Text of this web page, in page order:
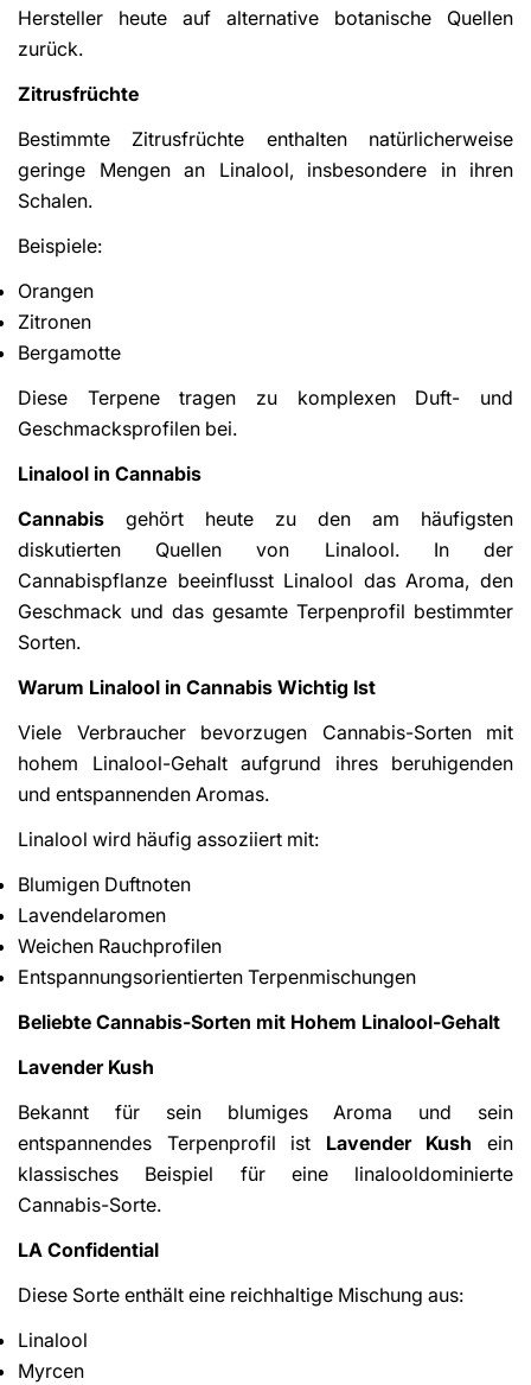
Hersteller heute auf alternative botanische Quellen
zurück.
Zitrusfrüchte
Bestimmte Zitrusfrüchte enthalten natürlicherweise
geringe Mengen an Linalool, insbesondere in ihren
Schalen.
Beispiele:
Orangen
Zitronen
Bergamotte
Diese Terpene tragen zu komplexen Duft- und
Geschmacksprofilen bei.
Linalool in Cannabis
Cannabis gehört heute zu den am häufigsten
diskutierten Quellen von Linalool. In der
Cannabispflanze beeinflusst Linalool das Aroma, den
Geschmack und das gesamte Terpenprofil bestimmter
Sorten.
Warum Linalool in Cannabis Wichtig Ist
Viele Verbraucher bevorzugen Cannabis-Sorten mit
hohem Linalool-Gehalt aufgrund ihres beruhigenden
und entspannenden Aromas.
Linalool wird häufig assoziiert mit:
Blumigen Duftnoten
Lavendelaromen
Weichen Rauchprofilen
Entspannungsorientierten Terpenmischungen
Beliebte Cannabis-Sorten mit Hohem Linalool-Gehalt
Lavender Kush
Bekannt für sein blumiges Aroma und sein
entspannendes Terpenprofil ist Lavender Kush ein
klassisches Beispiel für eine linalooldominierte
Cannabis-Sorte.
LA Confidential
Diese Sorte enthält eine reichhaltige Mischung aus:
Linalool
Myrcen